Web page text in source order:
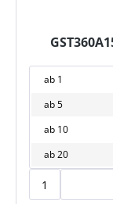
ab 1
ab5
ab 10
ab20